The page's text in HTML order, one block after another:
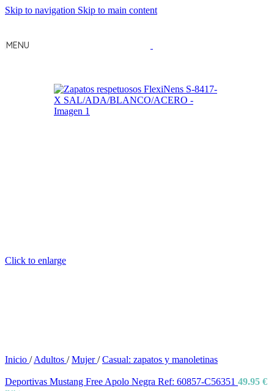
Skip to navigation Skip to main content
MENU
Click to enlarge
Inicio / Adultos / Mujer/ Casual: zapatos y manoletinas
Deportivas Mustang Free Apolo Negra Ref: 60857-C56351 49.95 €